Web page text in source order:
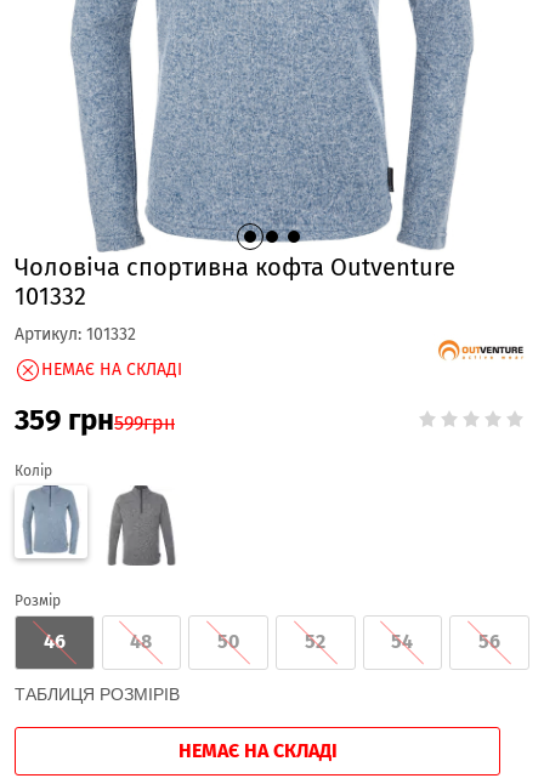
Чоловіча спортивна кофта Outventure
101332
Артикул: 101332
НЕМАЄ НА СКЛАДІ
359 грн599грн
Колір
Розмір
46 48 50 52 54 56
ТАБЛИЦЯ РОЗМІРІВ
НЕМАЄ НА СКЛАДІ